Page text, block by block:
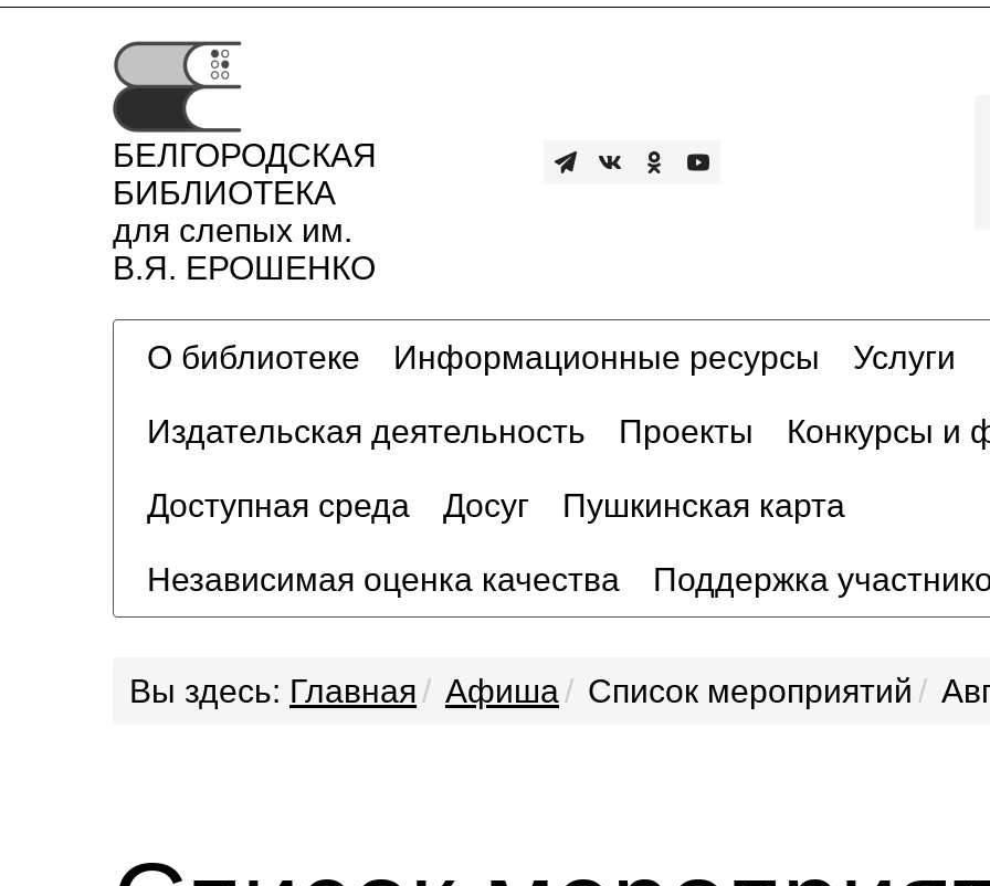
БЕЛГОРОДСКАЯ
БИБЛИОТЕКА
для слепых им.
В.Я. ЕРОШЕНКО
О библиотеке Информационные ресурсы Услуги
Издательская деятельность Проекты Конкурсы и
Доступная среда Досуг Пушкинская карта
Независимая оценка качества Поддержка
Вы здесь: Главная Афиша Список мероприятий